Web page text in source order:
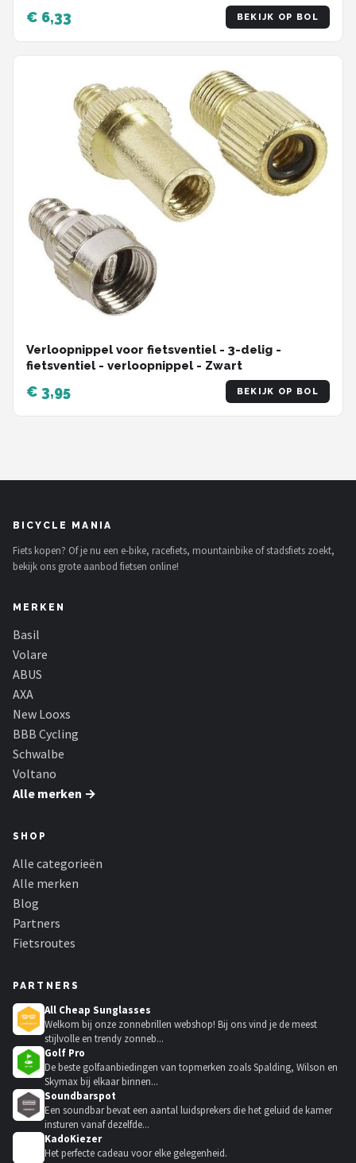
€ 6,33 BEKIJK OP BOL
Verloopnippel voor fietsventiel - 3-delig -
fietsventiel - verloopnippel - Zwart
€ 3,95 BEKIJK OP BOL
BICYCLE MANIA
Fiets kopen? Of je nu een e-bike, racefiets, mountainbike of stadsfiets zoekt,
bekijk ons grote aanbod fietsen online!
MERKEN
Basil
Volare
ABUS
AXA
New Looxs
BBB Cycling
Schwalbe
Voltano
Alle merken →
SHOP
Alle categorieën
Alle merken
Blog
Partners
Fietsroutes
PARTNERS
All Cheap Sunglasses
Welkom bij onze zonnebrillen webshop! Bij ons vind je de meest
stijlvolle en trendy zonneb...
Golf Pro
De beste golfaanbiedingen van topmerken zoals Spalding, Wilson en
Skymax bij elkaar binnen...
Soundbarspot
Een soundbar bevat een aantal luidsprekers die het geluid de kamer
insturen vanaf dezelfde...
KadoKiezer
Het perfecte cadeau voor elke gelegenheid.